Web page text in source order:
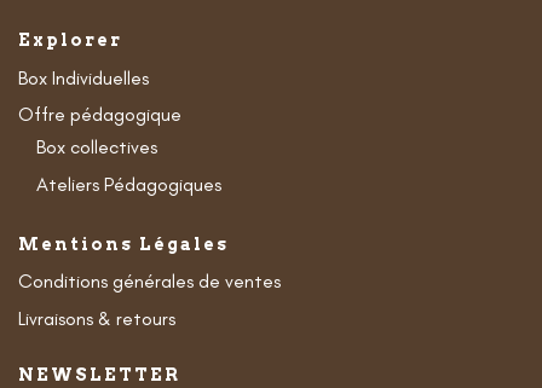
Explorer
Box Individuelles
Offre pédagogique
Box collectives
Ateliers Pédagogiques
Mentions Légales
Conditions générales de ventes
Livraisons & retours
NEWSLETTER